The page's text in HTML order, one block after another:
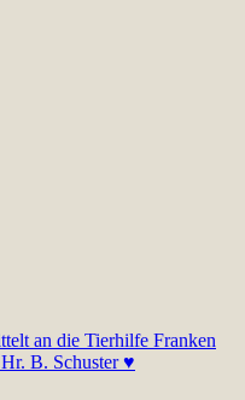
an die Tierhilfe Franken
B. Schuster ♥